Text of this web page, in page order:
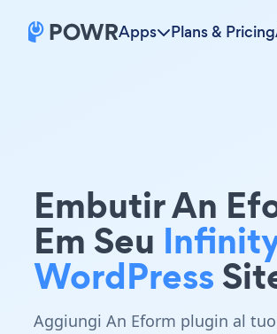
Apps Plans & Pricing
Embutir An
Em Seu
WordPress
Aggiungi An Eform plugin al